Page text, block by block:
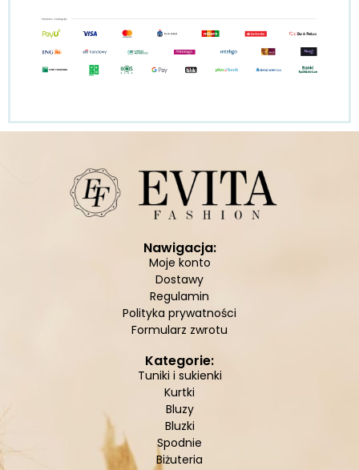
Nawigacja:
Moje konto
Dostawy
Regulamin
Polityka prywatności
Formularz zwrotu
Kategorie:
Tuniki i sukienki
Kurtki
Bluzy
Bluzki
Spodnie
Biżuteria